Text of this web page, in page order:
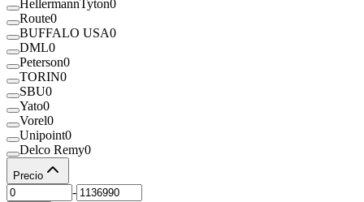
HellermannTyton0
Route0
BUFFALO USA0
DML0
Peterson0
TORIN0
SBU0
Yato0
Vorel0
Unipoint0
Delco Remy0
Precio
-